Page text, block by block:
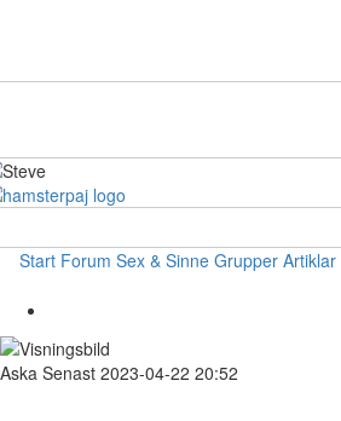
Start Forum Sex & Sinne Grupper Artiklar
Aska Senast 2023-04-22 20:52